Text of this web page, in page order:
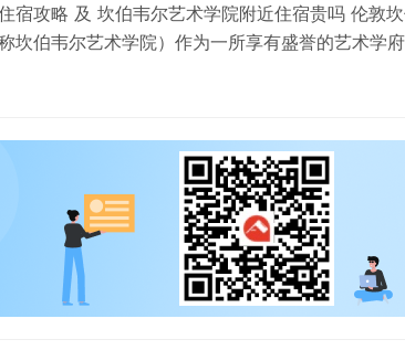
宿攻略 及 坎伯韦尔艺术学院附近住宿贵吗 伦敦
坎伯韦尔艺术学院）作为一所享有盛誉的艺术学府
来学习。而对于即将…